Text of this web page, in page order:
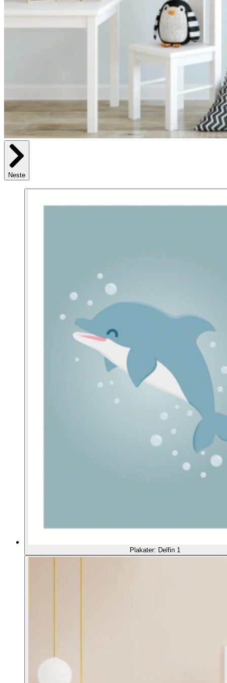
Neste
Plakater: Delfin 1